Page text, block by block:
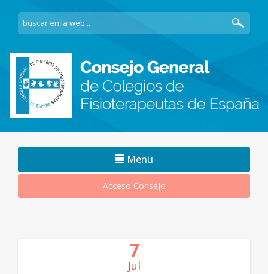
Navegacion
movil
Menu
Acceso Consejo
7
Jul